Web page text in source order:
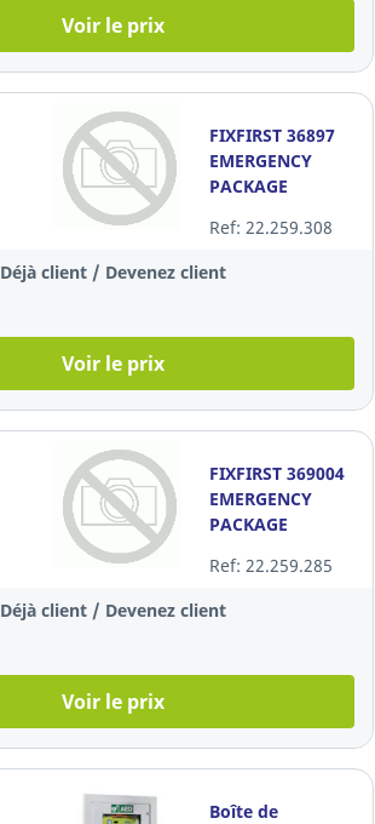
Voir le prix
FIXFIRST 36897
EMERGENCY
PACKAGE
Ref: 22.259.308
Déjà client / Devenez client
Voir le prix
FIXFIRST 369004
EMERGENCY
PACKAGE
Ref: 22.259.285
Déjà client / Devenez client
Voir le prix
Boîte de